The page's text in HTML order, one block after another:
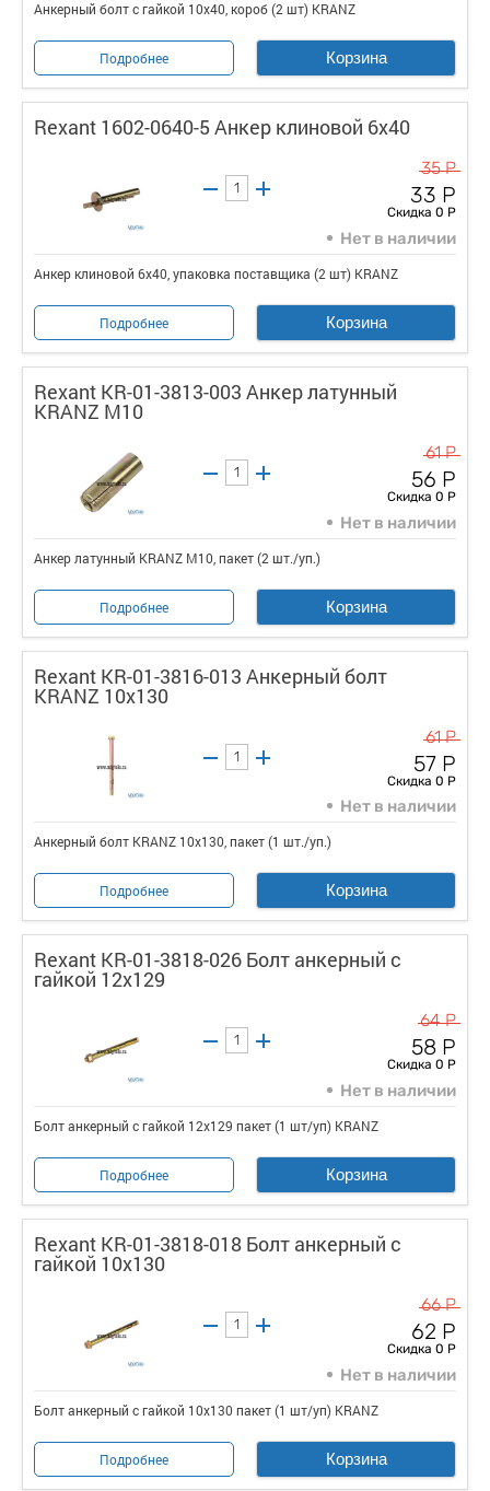
Анкерный болт с гайкой 10х40, короб (2 шт) KRANZ
Подробнее Корзина
Rexant 1602-0640-5 Анкер клиновой 6х40
35 Р
33 Р
Скидка 0 Р
Нет в наличии
Анкер клиновой 6х40, упаковка поставщика (2 шт) KRANZ
Подробнее Корзина
Rexant KR-01-3813-003 Анкер латунный
KRANZ M10
61 Р
56 Р
Скидка 0 Р
Нет в наличии
Анкер латунный KRANZ M10, пакет (2 шт./уп.)
Подробнее Корзина
Rexant KR-01-3816-013 Анкерный болт
KRANZ 10х130
61 Р
57 Р
Скидка 0 Р
Нет в наличии
Анкерный болт KRANZ 10х130, пакет (1 шт./уп.)
Подробнее Корзина
Rexant KR-01-3818-026 Болт анкерный с
гайкой 12х129
64 Р
58 Р
Скидка 0 Р
Нет в наличии
Болт анкерный с гайкой 12х129 пакет (1 шт/уп) KRANZ
Подробнее Корзина
Rexant KR-01-3818-018 Болт анкерный с
гайкой 10х130
66 Р
62 Р
Скидка 0 Р
Нет в наличии
Болт анкерный с гайкой 10х130 пакет (1 шт/уп) KRANZ
Подробнее Корзина